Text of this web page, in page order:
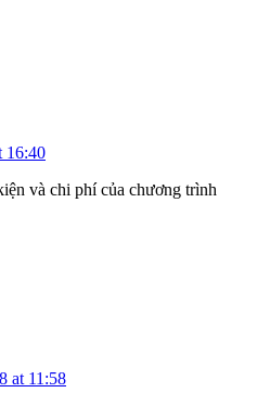
16:40
và chi phí của chương trình
at 11:58